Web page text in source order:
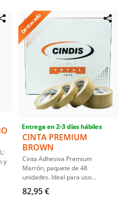
cargas minerales, ofreciendo un
acabado texturado fino y
profesional. Es especialmente
útil en paragolpes y taloneras,
adaptándose a diversas
superficies de plástico no
imprimadas. El contenido de
400ml asegura una cobertura
amplia y efectiva​.
y
Destacado
Entrega en 2-3 días hábiles
CINTA PREMIUM
BROWN
Cinta Adhesiva Premium
Marrón, paquete de 48
unidades. Ideal para uso
industrial y doméstico, ofrece
excelente adhesión y
82,95 €